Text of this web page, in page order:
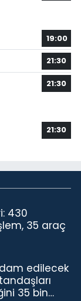
19:00
21:30
21:30
21:30
430
35 araç
edilecek
35 bin